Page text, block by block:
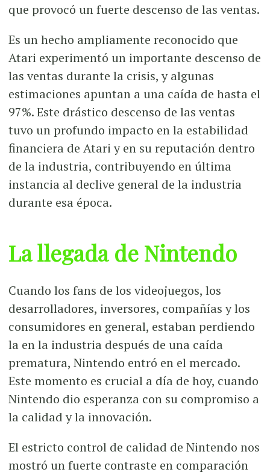
que provocó un fuerte descenso de las ventas.
Es un hecho ampliamente reconocido que
Atari experimentó un importante descenso de
las ventas durante la crisis, y algunas
estimaciones apuntan a una caída de hasta el
97%. Este drástico descenso de las ventas
tuvo un profundo impacto en la estabilidad
financiera de Atari y en su reputación dentro
de la industria, contribuyendo en última
instancia al declive general de la industria
durante esa época.
La llegada de Nintendo
Cuando los fans de los videojuegos, los
desarrolladores, inversores, compañías y los
consumidores en general, estaban perdiendo
la en la industria después de una caída
prematura, Nintendo entró en el mercado.
Este momento es crucial a día de hoy, cuando
Nintendo dio esperanza con su compromiso a
la calidad y la innovación.
El estricto control de calidad de Nintendo nos
mostró un fuerte contraste en comparación